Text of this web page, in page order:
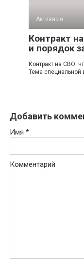
Активные
Контракт
и порядок
Контракт на СВО:
Тема специальной
Добавить
Имя *
Комментарий